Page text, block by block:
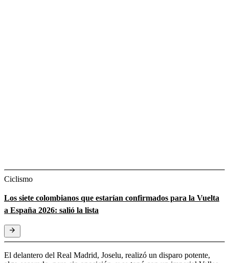
Ciclismo
Los siete colombianos que estarían confirmados para la Vuelta
a España 2026: salió la lista
El delantero del Real Madrid, Joselu, realizó un disparo potente,